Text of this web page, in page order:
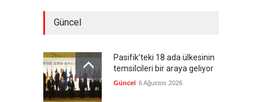
Güncel
Pasifik'teki 18 ada ülkesinin
temsilcileri bir araya geliyor
Güncel 6 Ağustos 2026